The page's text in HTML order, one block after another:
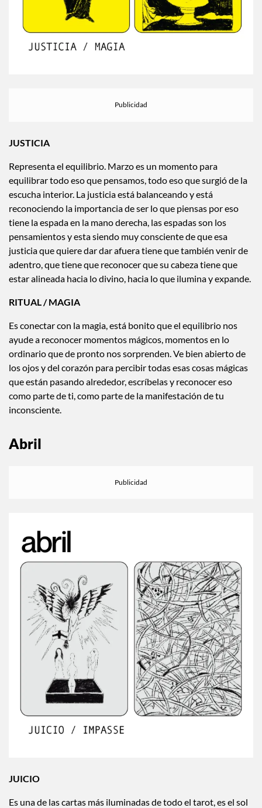
JUSTICIA
Representa el equilibrio. Marzo es un momento para
equilibrar todo eso que pensamos, todo eso que surgió de la
escucha interior. La justicia está balanceando y está
reconociendo la importancia de ser lo que piensas por eso
tiene la espada en la mano derecha, las espadas son los
pensamientos y esta siendo muy consciente de que esa
justicia que quiere dar dar afuera tiene que también venir de
adentro, que tiene que reconocer que su cabeza tiene que
estar alineada hacia lo divino, hacia lo que ilumina y expande.
RITUAL / MAGIA
Es conectar con la magia, está bonito que el equilibrio nos
ayude a reconocer momentos mágicos, momentos en lo
ordinario que de pronto nos sorprenden. Ve bien abierto de
los ojos y del corazón para percibir todas esas cosas mágicas
que están pasando alrededor, escríbelas y reconocer eso
como parte de ti, como parte de la manifestación de tu
inconsciente.
Abril
JUICIO
Es una de las cartas más iluminadas de todo el tarot, es el sol